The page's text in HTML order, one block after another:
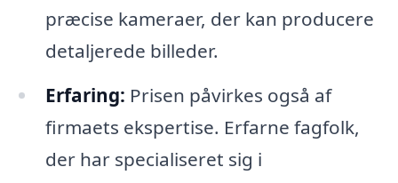
præcise kameraer, der kan producere
detaljerede billeder.
Erfaring: Prisen påvirkes også af
firmaets ekspertise. Erfarne fagfolk,
der har specialiseret sig i